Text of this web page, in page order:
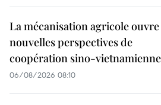
La mécanisation agricole
nouvelles perspectives de
coopération sino-vietnamienne
06/08/2026 08:10